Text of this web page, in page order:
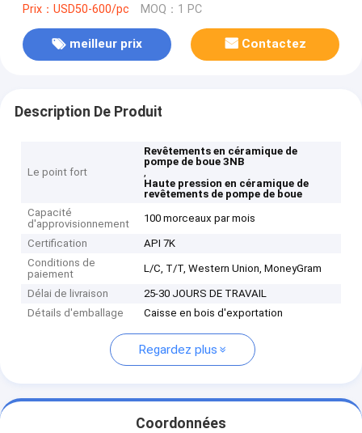
d'an
Prix：USD50-600/pc MOQ：1 PC
meilleur prix Contactez
Description De Produit
Le point fort
Revêtements en céramique de
pompe de boue 3NB
,
Haute pression en céramique de
revêtements de pompe de boue
Capacité
d'approvisionnement
100 morceaux par mois
Certification
API 7K
Conditions de
paiement
L/C, T/T, Western Union, MoneyGram
Délai de livraison
25-30 JOURS DE TRAVAIL
Détails d'emballage
Caisse en bois d'exportation
Regardez plus
Coordonnées